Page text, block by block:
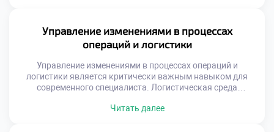
Понимание механизмов трансформации целей в задачи
критически важно для специалиста. Многие организации
терпят неудачи из-за разрыва между […]
Управление изменениями в процессах
операций и логистики
Управление изменениями в процессах операций и
логистики является критически важным навыком для
современного специалиста. Логистическая среда
Статичные процессы быстро теряют эффективность и
Читать далее